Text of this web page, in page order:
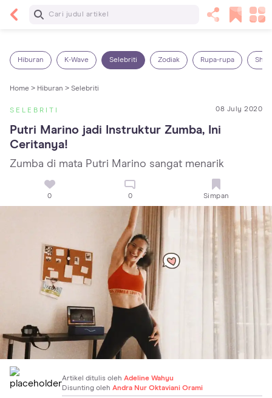
Baca Selanjutnya
Hiburan K-Wave Selebriti Zodiak Rupa-rupa
Home > Hiburan > Selebriti
SELEBRITI 08 July 2020
Putri Marino jadi Instruktur Zumba, Ini
Ceritanya!
Zumba di mata Putri Marino sangat menarik
0 0 Simpan
Artikel ditulis oleh Adeline Wahyu
Disunting oleh Andra Nur Oktaviani Orami